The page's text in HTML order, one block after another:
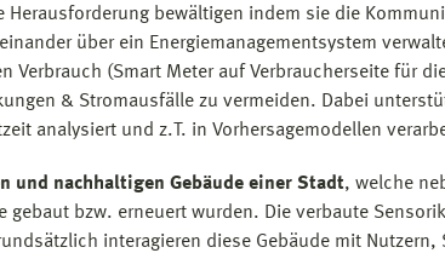
bewältigen indem sie die
über ein Energiemanagementsystem
Verbrauch (Smart Meter auf Verbraucherseite für
& Stromausfälle zu vermeiden. Dabei
analysiert und z.T. in Vorhersagemodellen
und nachhaltigen Gebäude einer Stadt, welche
bzw. erneuert wurden. Die verbaute
interagieren diese Gebäude mit Nutzern,